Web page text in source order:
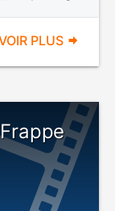
PLUS